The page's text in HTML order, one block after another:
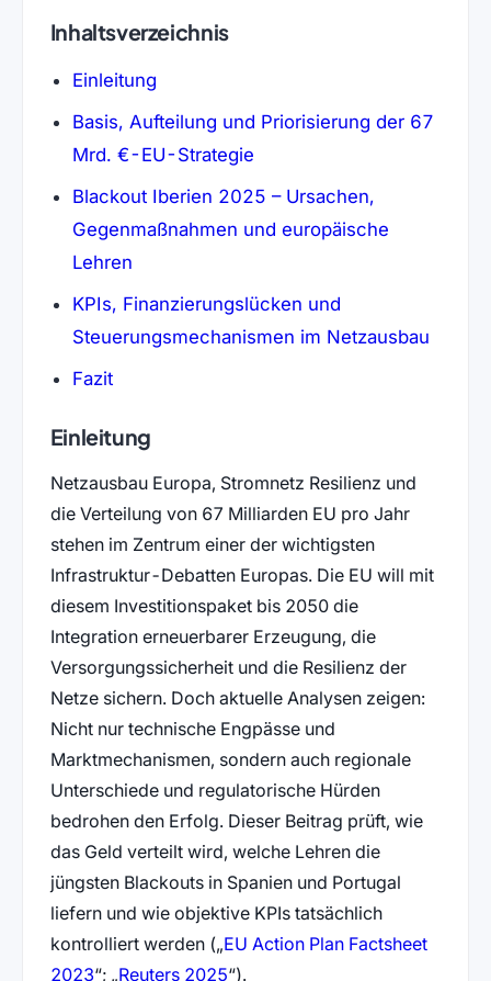
Inhaltsverzeichnis
Einleitung
Basis, Aufteilung und Priorisierung der 67
Mrd. €-EU-Strategie
Blackout Iberien 2025 – Ursachen,
Gegenmaßnahmen und europäische
Lehren
KPIs, Finanzierungslücken und
Steuerungsmechanismen im Netzausbau
Fazit
Einleitung
Netzausbau Europa, Stromnetz Resilienz und
die Verteilung von 67 Milliarden EU pro Jahr
stehen im Zentrum einer der wichtigsten
Infrastruktur-Debatten Europas. Die EU will mit
diesem Investitionspaket bis 2050 die
Integration erneuerbarer Erzeugung, die
Versorgungssicherheit und die Resilienz der
Netze sichern. Doch aktuelle Analysen zeigen:
Nicht nur technische Engpässe und
Marktmechanismen, sondern auch regionale
Unterschiede und regulatorische Hürden
bedrohen den Erfolg. Dieser Beitrag prüft, wie
das Geld verteilt wird, welche Lehren die
jüngsten Blackouts in Spanien und Portugal
liefern und wie objektive KPIs tatsächlich
kontrolliert werden ( EU Action Plan Factsheet
2023(öffnet in neuem Tab)
; Reuters 2025(öffnet in neuem Tab)
).